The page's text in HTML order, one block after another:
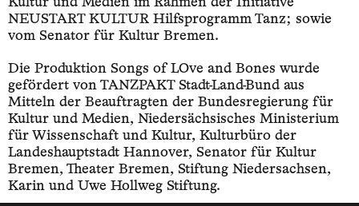
NEUSTART KULTUR Hilfsprogramm Tanz; sowie
vom Senator für Kultur Bremen.
Die Produktion Songs of LOve and Bones wurde
gefördert von TANZPAKT Stadt-Land-Bund aus
Mitteln der Beauftragten der Bundesregierung für
Kultur und Medien, Niedersächsisches Ministerium
für Wissenschaft und Kultur, Kulturbüro der
Landeshauptstadt Hannover, Senator für Kultur
Bremen, Theater Bremen, Stiftung Niedersachsen,
Karin und Uwe Hollweg Stiftung.